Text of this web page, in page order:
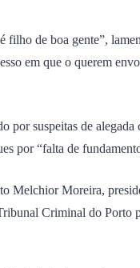
de boa gente”,
em que o querem
suspeitas de
por “falta de
Melchior Moreira,
Criminal do Porto